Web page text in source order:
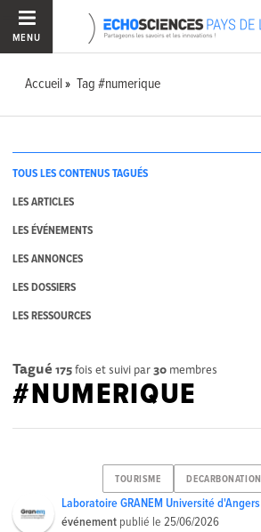
MENU
Accueil Tag #numerique
TOUS LES CONTENUS TAGUÉS
LES ARTICLES
LES ÉVÉNEMENTS
LES ANNONCES
LES DOSSIERS
LES RESSOURCES
Tagué 175fois et suivi par30 membres
#NUMERIQUE
TOURISME DECARBONATION
Laboratoire GRANEM Université d'Angers
événement publié le25/06/2026